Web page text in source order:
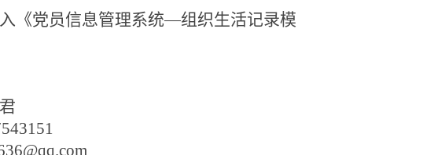
《党员信息管理系统—组织生活记录模